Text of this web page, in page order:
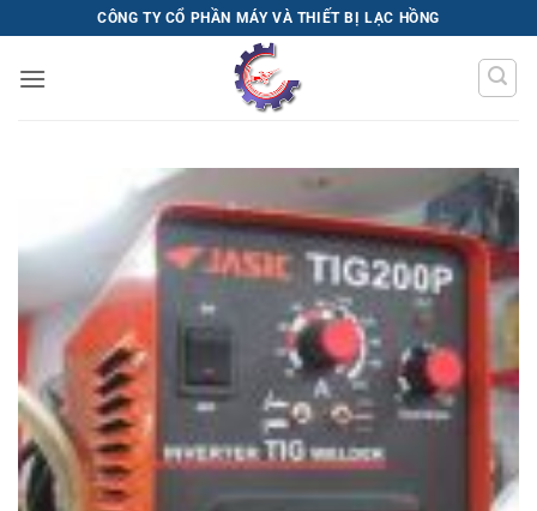
qua
nội
CÔNG TY CỔ PHẦN MÁY VÀ THIẾT BỊ LẠC HỒNG